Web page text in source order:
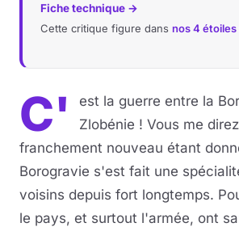
Fiche technique →
Cette critique figure dans nos 4 étoiles
C'
est la guerre entre la
Zlobénie ! Vous me
franchement nouveau étant
Borogravie s'est fait une
voisins depuis fort longtemps.
le pays, et surtout l'armée, ont